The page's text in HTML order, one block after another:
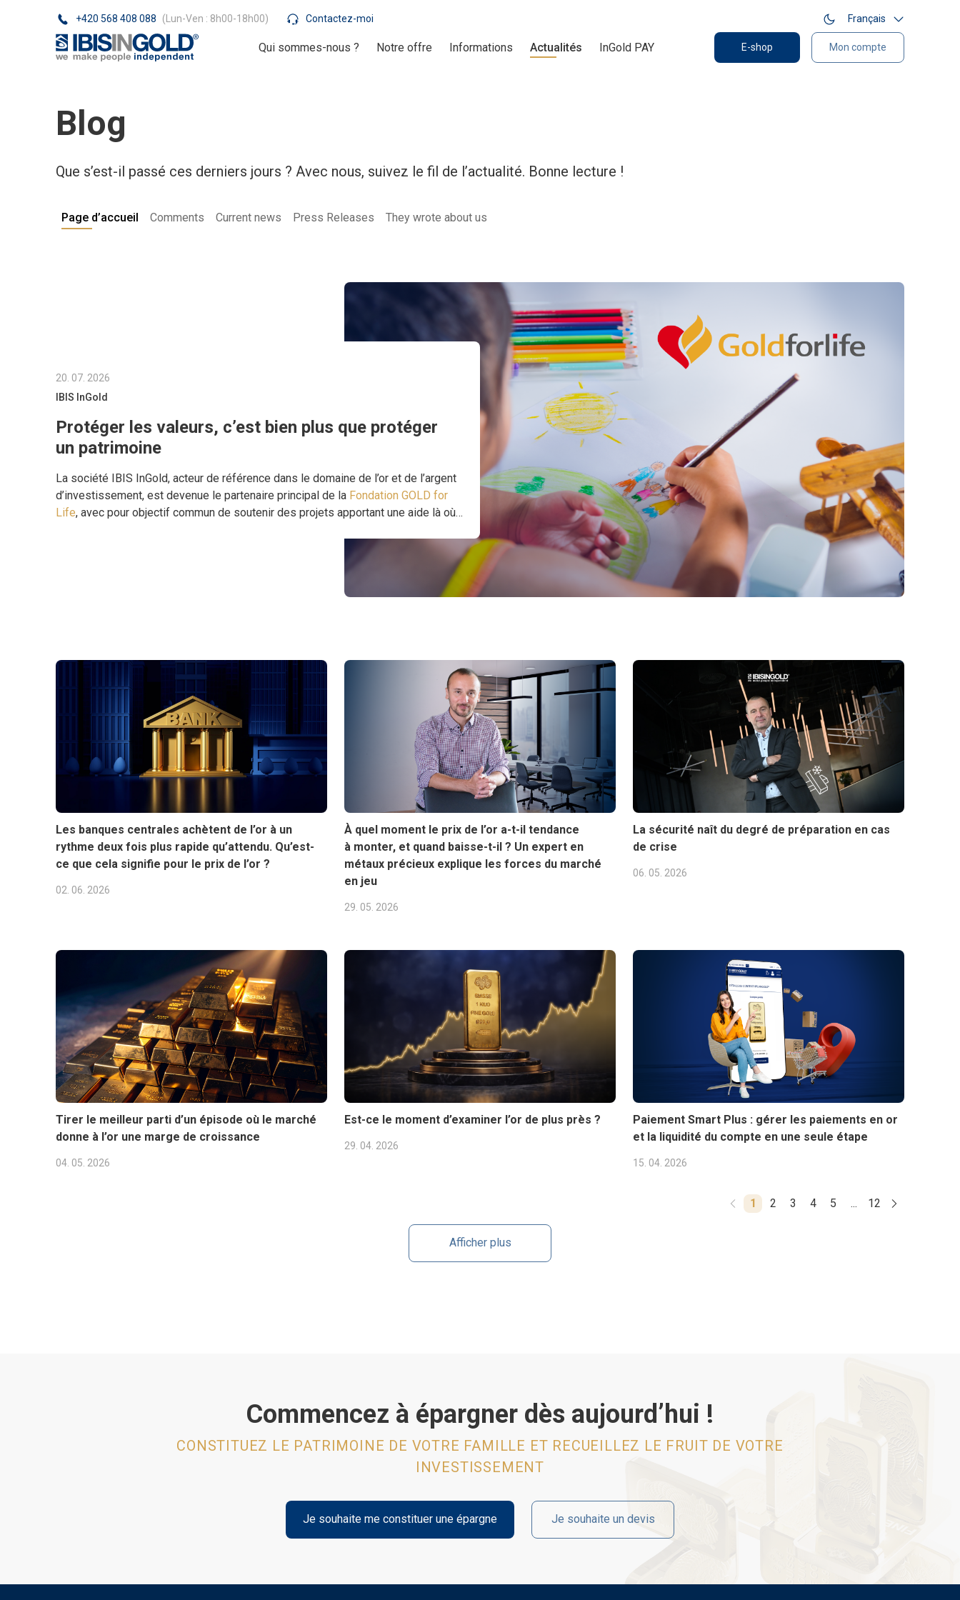
+420 568 408 088 (Lun-Ven : 8h00-18h00) Contactez-moi Français
Qui sommes-nous ? Notre offre Informations Actualités InGold PAY E-shop Mon compte
Blog
Que s’est-il passé ces derniers jours ? Avec nous, suivez le fil de l’actualité. Bonne lecture !
Page d’accueil Comments Current news Press Releases They wrote about us
20. 07. 2026
IBIS InGold
Protéger les valeurs, c’est bien plus que protéger
un patrimoine
La société IBIS InGold, acteur de référence dans le domaine de l’or et de l’argent
d’investissement, est devenue le partenaire principal de la Fondation GOLD for
Life, avec pour objectif commun de soutenir des projets apportant une aide là où
Les banques centrales achètent de l’or à un
rythme deux fois plus rapide qu’attendu. Qu’est-
ce que cela signifie pour le prix de l’or ?
02. 06. 2026
À quel moment le prix de l’or a-t-il tendance
à monter, et quand baisse-t-il ? Un expert en
métaux précieux explique les forces du marché
en jeu
29. 05. 2026
La sécurité naît du degré de préparation en cas
de crise
06. 05. 2026
Tirer le meilleur parti d’un épisode où le marché
donne à l’or une marge de croissance
04. 05. 2026
Est-ce le moment d’examiner l’or de plus près ?
29. 04. 2026
Paiement Smart Plus : gérer les paiements en or
et la liquidité du compte en une seule étape
15. 04. 2026
1 2 3 4 5 ... 12
Afficher plus
Commencez à épargner dès aujourd’hui !
CONSTITUEZ LE PATRIMOINE DE VOTRE FAMILLE ET RECUEILLEZ LE FRUIT DE VOTRE
INVESTISSEMENT
Je souhaite me constituer une épargne Je souhaite un devis